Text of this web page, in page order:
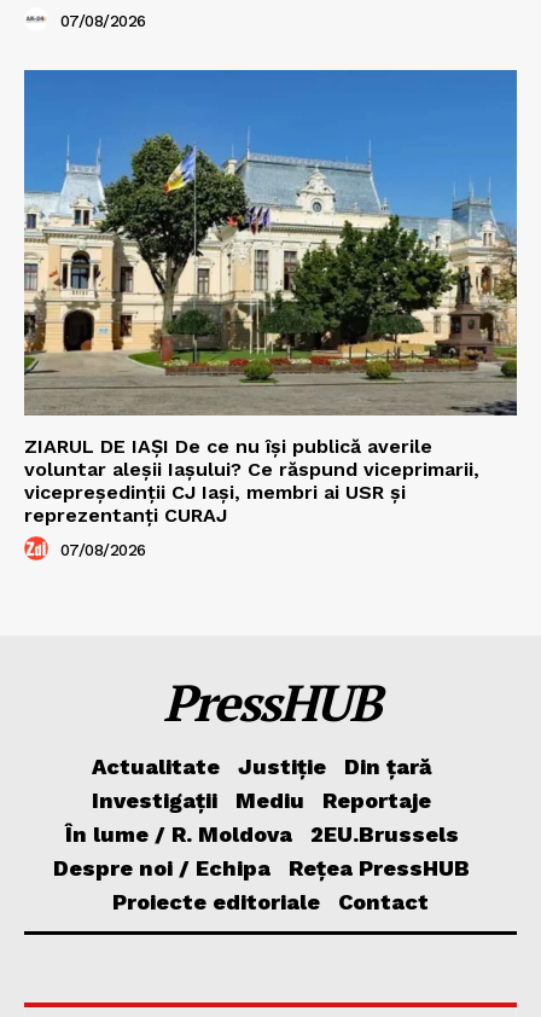
07/08/2026
ZIARUL DE IAȘI De ce nu își publică averile
voluntar aleșii Iașului? Ce răspund viceprimarii,
vicepreședinții CJ Iași, membri ai USR și
reprezentanți CURAJ
07/08/2026
PressHUB
Actualitate Justiție
Din țară
Investigații
Mediu
Reportaje
În lume / R. Moldova
2EU.Brussels
Despre noi / Echipa
Rețea PressHUB
Proiecte editoriale
Contact